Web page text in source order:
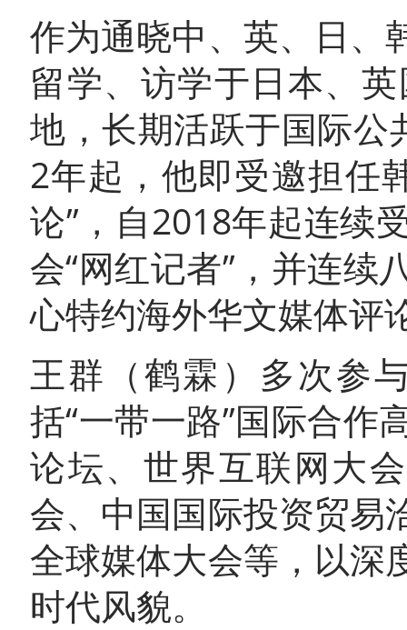
作为通晓中、英、日、
留学、访学于日本、
地，长期活跃于国际
2年起，他即受邀担任
论”，自2018年起连续
会“网红记者”，并连续
心特约海外华文媒体评
王群（鹤霖）多次参
括“一带一路”国际合作
论坛、世界互联网大
会、中国国际投资贸易
全球媒体大会等，以深
时代风貌。